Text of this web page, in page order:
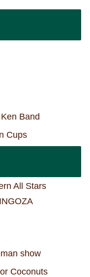
Band
Cups
All Stars
show
Coconuts